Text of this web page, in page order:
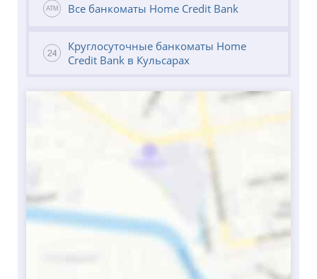
Все банкоматы Home Credit Bank
Круглосуточные банкоматы Home
Credit Bank в Кульсарах